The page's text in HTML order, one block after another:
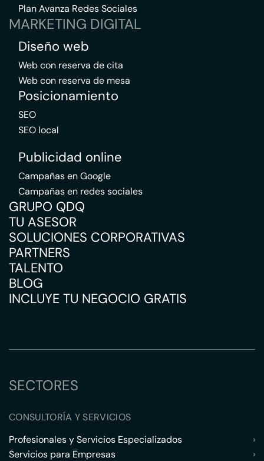
Plan Avanza Redes Sociales
MARKETING DIGITAL
Diseño web
Web con reserva de cita
Web con reserva de mesa
Posicionamiento
SEO
SEO local
Publicidad online
Campañas en Google
Campañas en redes sociales
GRUPO QDQ
TU ASESOR
SOLUCIONES CORPORATIVAS
PARTNERS
TALENTO
BLOG
INCLUYE TU NEGOCIO GRATIS
SECTORES
CONSULTORÍA Y SERVICIOS
Profesionales y Servicios Especializados
›
Servicios para Empresas
›